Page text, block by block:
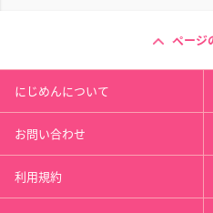
ページ
にじめんについて
お問い合わせ
利用規約